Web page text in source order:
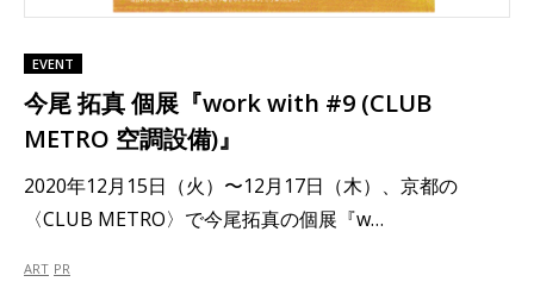
EVENT
今尾 拓真 個展『work with #9 (CLUB
METRO 空調設備)』
2020年12月15日（火）〜12月17日（木）、京都の
〈CLUB METRO〉で今尾拓真の個展『w…
ART PR